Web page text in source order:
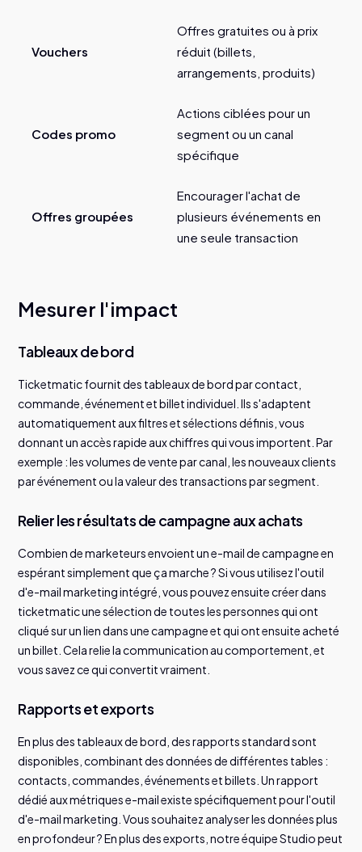
Vouchers
Offres gratuites ou à prix
réduit (billets,
arrangements, produits)
Codes promo
Actions ciblées pour un
segment ou un canal
spécifique
Offres groupées
Encourager l'achat de
plusieurs événements en
une seule transaction
Mesurer l'impact
Tableaux de bord
Ticketmatic fournit des tableaux de bord par contact,
commande, événement et billet individuel. Ils s'adaptent
automatiquement aux filtres et sélections définis, vous
donnant un accès rapide aux chiffres qui vous importent. Par
exemple : les volumes de vente par canal, les nouveaux clients
par événement ou la valeur des transactions par segment.
Relier les résultats de campagne aux achats
Combien de marketeurs envoient un e-mail de campagne en
espérant simplement que ça marche ? Si vous utilisez l'outil
d'e-mail marketing intégré, vous pouvez ensuite créer dans
ticketmatic une sélection de toutes les personnes qui ont
cliqué sur un lien dans une campagne et qui ont ensuite acheté
un billet. Cela relie la communication au comportement, et
vous savez ce qui convertit vraiment.
Rapports et exports
En plus des tableaux de bord, des rapports standard sont
disponibles, combinant des données de différentes tables :
contacts, commandes, événements et billets. Un rapport
dédié aux métriques e-mail existe spécifiquement pour l'outil
d'e-mail marketing. Vous souhaitez analyser les données plus
en profondeur ? En plus des exports, notre équipe Studio peut